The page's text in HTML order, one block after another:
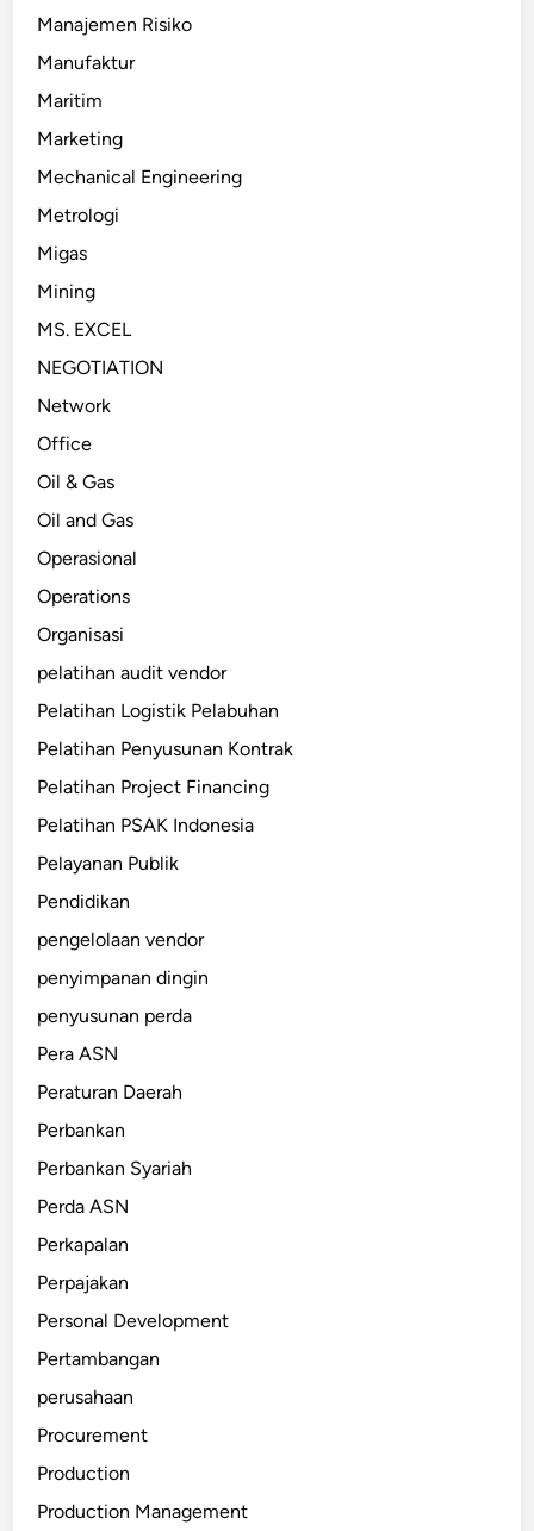
Manajemen Risiko
Manufaktur
Maritim
Marketing
Mechanical Engineering
Metrologi
Migas
Mining
MS. EXCEL
NEGOTIATION
Network
Office
Oil & Gas
Oil and Gas
Operasional
Operations
Organisasi
pelatihan audit vendor
Pelatihan Logistik Pelabuhan
Pelatihan Penyusunan Kontrak
Pelatihan Project Financing
Pelatihan PSAK Indonesia
Pelayanan Publik
Pendidikan
pengelolaan vendor
penyimpanan dingin
penyusunan perda
Pera ASN
Peraturan Daerah
Perbankan
Perbankan Syariah
Perda ASN
Perkapalan
Perpajakan
Personal Development
Pertambangan
perusahaan
Procurement
Production
Production Management